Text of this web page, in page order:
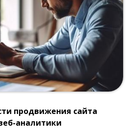
продвижения сайта
аналитики